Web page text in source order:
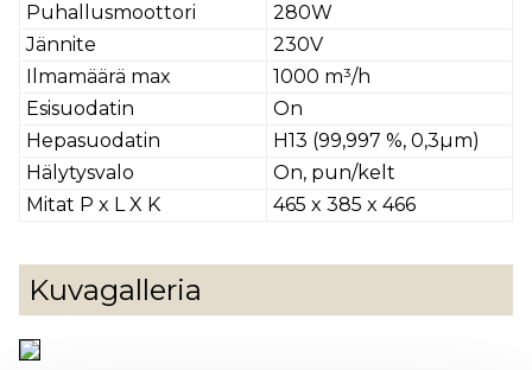
Puhallusmoottori
280W
Jännite
230V
Ilmamäärä max
1000 m³/h
Esisuodatin
On
Hepasuodatin
H13 (99,997 %, 0,3µm)
Hälytysvalo
On, pun/kelt
Mitat P x L X K
465 x 385 x 466
Kuvagalleria